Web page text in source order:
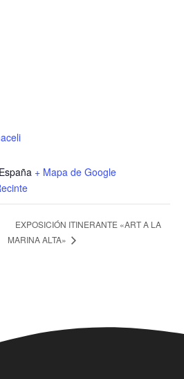
España + Mapa de Google
EXPOSICIÓN ITINERANTE «ART A LA
MARINA ALTA»